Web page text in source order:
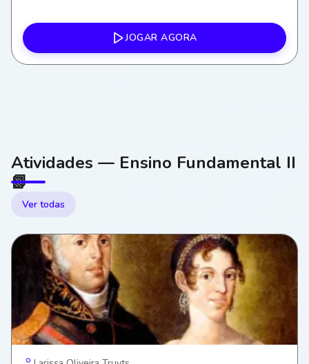
JOGAR AGORA
Atividades — Ensino Fundamental II
📗
Ver todas